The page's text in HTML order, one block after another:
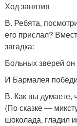
Ход занятия
В. Ребята,
его прислал?
загадка:
Больных зверей он
И Бармалея
В. Как вы думаете,
(По сказке —
шоколада, гладил